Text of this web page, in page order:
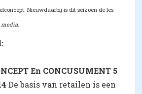
Nieuwdaarbij is dit seizoen de les
media.
En CONCUSUMENT 5
De basis van retailen is een